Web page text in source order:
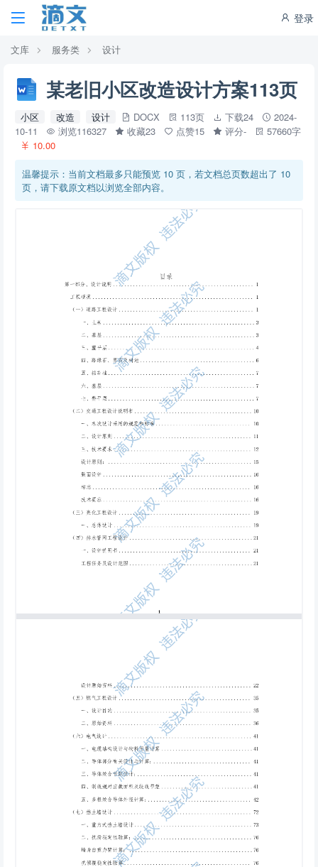
登录
文库 服务类 设计
某老旧小区改造设计方案113页
小区 改造 设计 DOCX 113页 下载24
2024-
10-11
浏览116327 收藏23 点赞15 评分-
57660字
10.00
温馨提示：当前文档最多只能预览 10 页，若文档总页数超出了 10
页，请下载原文档以浏览全部内容。